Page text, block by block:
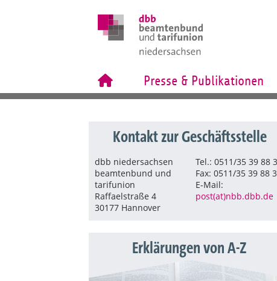
Presse & Publikationen
Kontakt zur Geschäftsstelle
dbb niedersachsen
beamtenbund und
tarifunion
Raffaelstraße 4
30177 Hannover
Tel.: 0511/35 39 88
Fax: 0511/35 39 88
E-Mail:
post(at)nbb.dbb.de
Erklärungen von A-Z